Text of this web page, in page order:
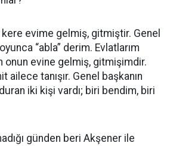
evime gelmiş, gitmiştir. Genel
“abla” derim. Evlatlarım
onun evine gelmiş, gitmişimdir.
ailece tanışır. Genel başkanın
iki kişi vardı; biri bendim, biri
günden beri Akşener ile